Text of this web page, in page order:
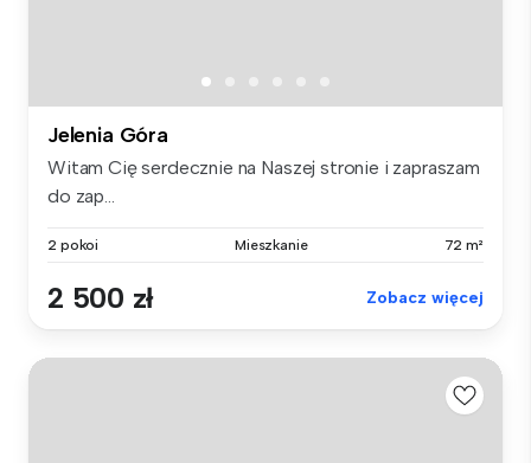
Jelenia Góra
Witam Cię serdecznie na Naszej stronie i zapraszam
do zap...
2 pokoi Mieszkanie 72 m²
2 500 zł Zobacz więcej